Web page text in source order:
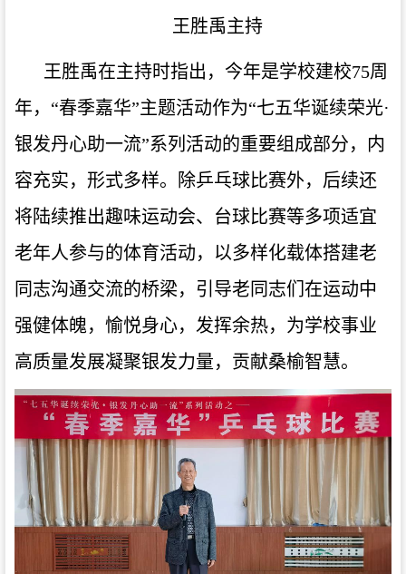
王胜禹主持
王胜禹在主持时指出，今年是学校建校75周
年， “春季嘉华”主题活动作为“七五华诞续荣光·
银发丹心助一流”系列活动的重要组成部分，内
容充实，形式多样。除乒乓球比赛外，后续还
将陆续推出趣味运动会、台球比赛等多项适宜
老年人参与的体育活动，以多样化载体搭建老
同志沟通交流的桥梁，引导老同志们在运动中
强健体魄，愉悦身心，发挥余热，为学校事业
高质量发展凝聚银发力量，贡献桑榆智慧。